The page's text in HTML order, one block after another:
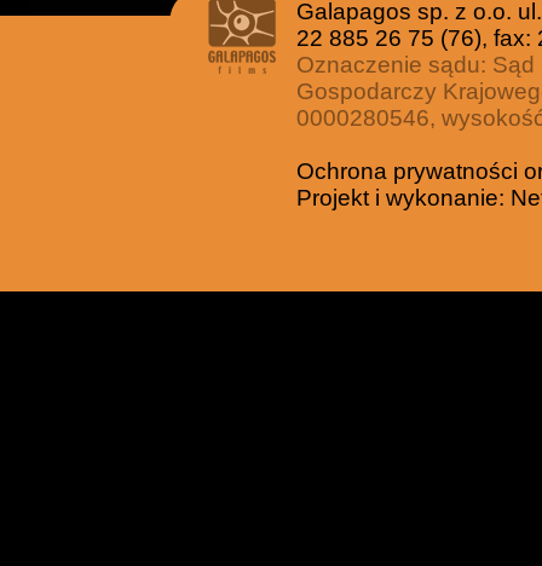
Galapagos sp. z o.o.
22 885 26 75 (76),
Oznaczenie sądu: Sąd
Gospodarczy
0000280546,
Ochrona prywatności
Projekt i wykonanie: